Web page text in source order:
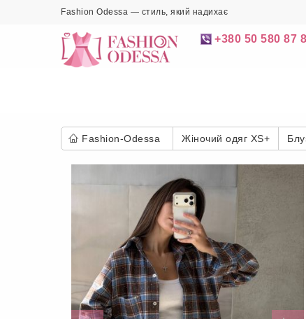
Fashion Odessa — стиль, який надихає
+380 50 580 87
Fashion-Odessa Жіночий одяг XS+